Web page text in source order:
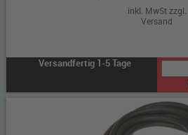
inkl. MwSt zzgl.
Versand
Versandfertig 1-5 Tage